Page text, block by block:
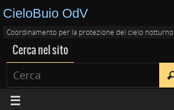
CieloBuio OdV
Coordinamento per la protezione del cielo notturno
Cerca nel sito